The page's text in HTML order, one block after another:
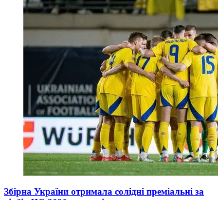
Збірна України отримала солідні преміальні за